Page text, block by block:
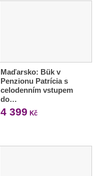
Maďarsko: Bük v
Penzionu Patrícia s
celodenním vstupem
do…
4 399 Kč